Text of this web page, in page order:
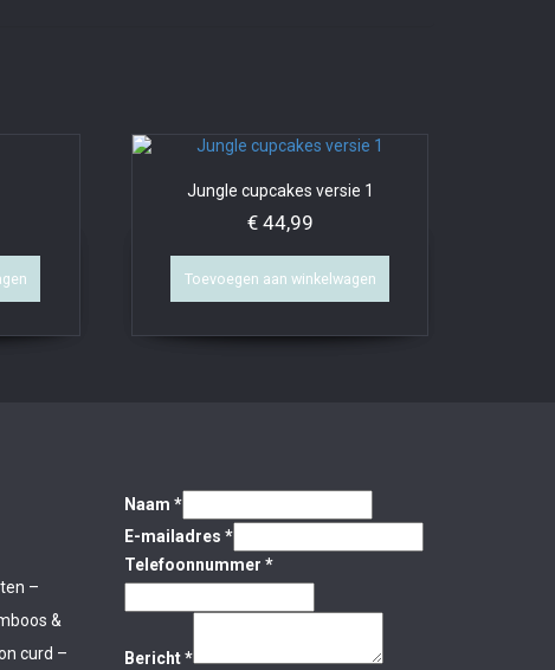
Jungle cupcakes versie 1
€44,99
Toevoegen aan winkelwagen
–
&
curd –
Naam *
E-mailadres *
Telefoonnummer *
Bericht*